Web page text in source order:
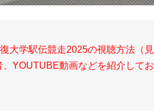
大学駅伝競走2025の視聴方法（見
YOUTUBE動画などを紹介してお